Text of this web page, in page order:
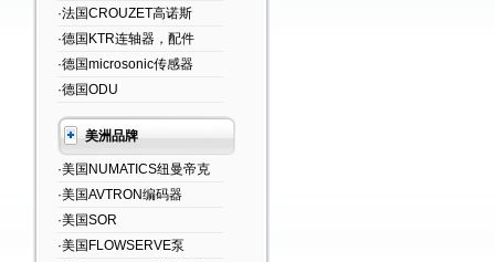
·法国CROUZET高诺斯
·德国KTR连轴器，配件
·德国microsonic传感器
·德国ODU
美洲品牌
·美国NUMATICS纽曼帝克
·美国AVTRON编码器
·美国SOR
·美国FLOWSERVE泵